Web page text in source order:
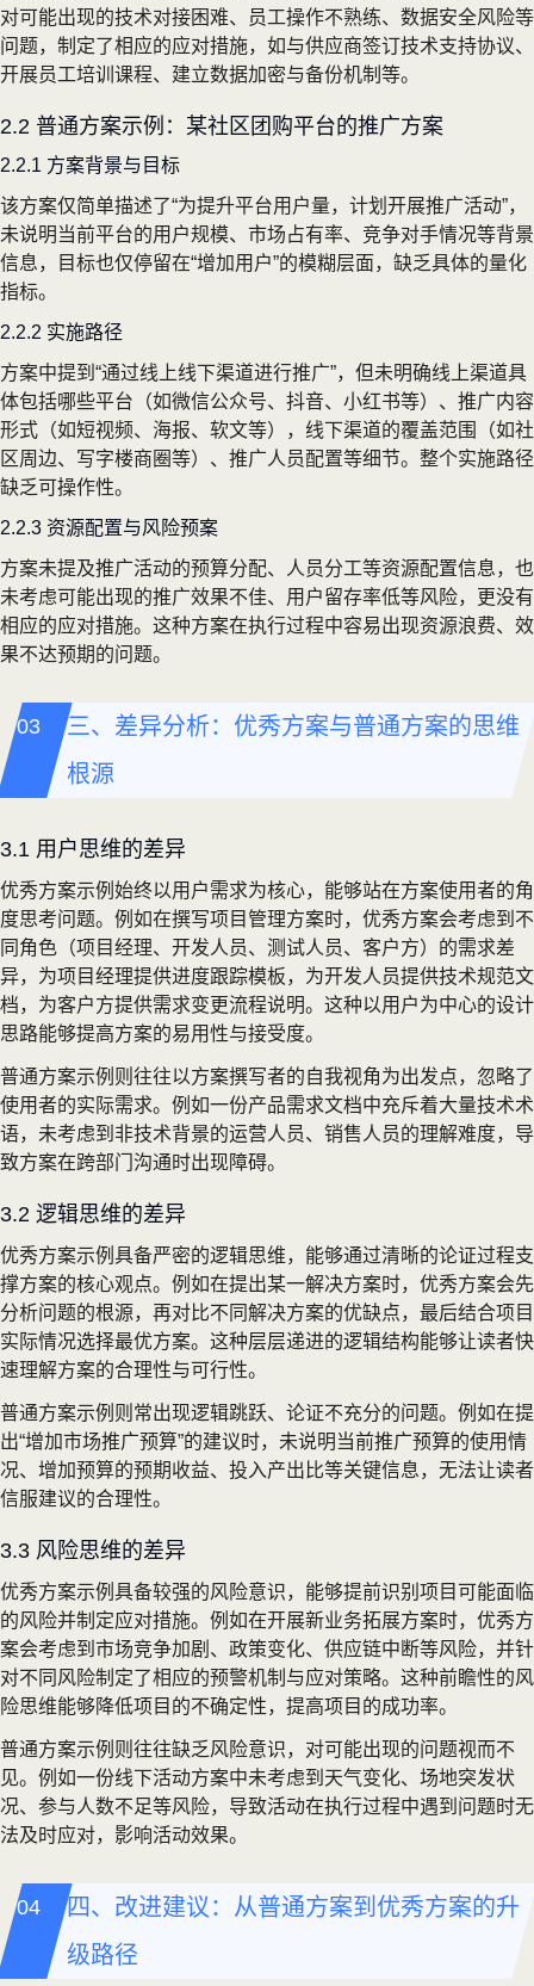
对可能出现的技术对接困难、员工操作不熟练、数据安全风险等
问题，制定了相应的应对措施，如与供应商签订技术支持协议、
开展员工培训课程、建立数据加密与备份机制等。
2.2 普通方案示例：某社区团购平台的推广方案
2.2.1 方案背景与目标
该方案仅简单描述了“为提升平台用户量，计划开展推广活动”，
未说明当前平台的用户规模、市场占有率、竞争对手情况等背景
信息，目标也仅停留在“增加用户”的模糊层面，缺乏具体的量化
指标。
2.2.2 实施路径
方案中提到“通过线上线下渠道进行推广”，但未明确线上渠道具
体包括哪些平台（如微信公众号、抖音、小红书等）、推广内容
形式（如短视频、海报、软文等），线下渠道的覆盖范围（如社
区周边、写字楼商圈等）、推广人员配置等细节。整个实施路径
缺乏可操作性。
2.2.3 资源配置与风险预案
方案未提及推广活动的预算分配、人员分工等资源配置信息，也
未考虑可能出现的推广效果不佳、用户留存率低等风险，更没有
相应的应对措施。这种方案在执行过程中容易出现资源浪费、效
果不达预期的问题。
三、差异分析：优秀方案与普通方案的思维
根源
3.1 用户思维的差异
优秀方案示例始终以用户需求为核心，能够站在方案使用者的角
度思考问题。例如在撰写项目管理方案时，优秀方案会考虑到不
同角色（项目经理、开发人员、测试人员、客户方）的需求差
异，为项目经理提供进度跟踪模板，为开发人员提供技术规范文
档，为客户方提供需求变更流程说明。这种以用户为中心的设计
思路能够提高方案的易用性与接受度。
普通方案示例则往往以方案撰写者的自我视角为出发点，忽略了
使用者的实际需求。例如一份产品需求文档中充斥着大量技术术
语，未考虑到非技术背景的运营人员、销售人员的理解难度，导
致方案在跨部门沟通时出现障碍。
3.2 逻辑思维的差异
优秀方案示例具备严密的逻辑思维，能够通过清晰的论证过程支
撑方案的核心观点。例如在提出某一解决方案时，优秀方案会先
分析问题的根源，再对比不同解决方案的优缺点，最后结合项目
实际情况选择最优方案。这种层层递进的逻辑结构能够让读者快
速理解方案的合理性与可行性。
普通方案示例则常出现逻辑跳跃、论证不充分的问题。例如在提
出“增加市场推广预算”的建议时，未说明当前推广预算的使用情
况、增加预算的预期收益、投入产出比等关键信息，无法让读者
信服建议的合理性。
3.3 风险思维的差异
优秀方案示例具备较强的风险意识，能够提前识别项目可能面临
的风险并制定应对措施。例如在开展新业务拓展方案时，优秀方
案会考虑到市场竞争加剧、政策变化、供应链中断等风险，并针
对不同风险制定了相应的预警机制与应对策略。这种前瞻性的风
险思维能够降低项目的不确定性，提高项目的成功率。
普通方案示例则往往缺乏风险意识，对可能出现的问题视而不
见。例如一份线下活动方案中未考虑到天气变化、场地突发状
况、参与人数不足等风险，导致活动在执行过程中遇到问题时无
法及时应对，影响活动效果。
四、改进建议：从普通方案到优秀方案的升
级路径